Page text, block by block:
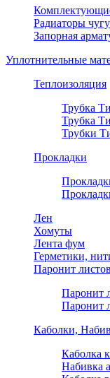
Радиаторы
Запорная
Уплотнительные
Теплоизоляция
Трубка
Трубка
Трубки
Прокладки
Лен
Хомуты
Лента фум
Герметики,
Паронит
Паронит
Паронит
Каболки,
Каболка
Набивка